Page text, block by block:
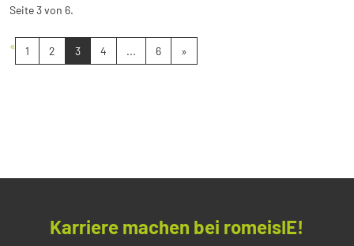
Seite 3 von 6.
« 1 2 3 4 ... 6 »
Karriere machen bei romeisIE!